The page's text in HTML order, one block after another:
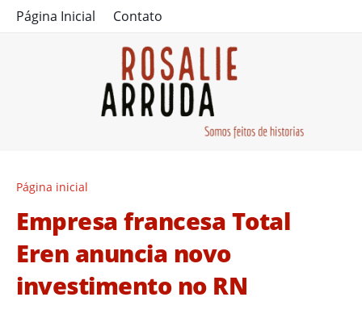
Página Inicial Contato
Página inicial
Empresa francesa Total
Eren anuncia novo
investimento no RN